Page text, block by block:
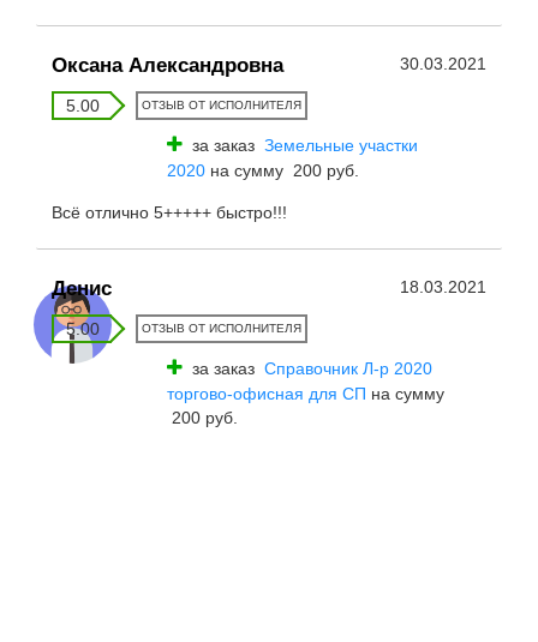
Оксана Александровна 30.03.2021
5.00 ОТЗЫВ ОТ ИСПОЛНИТЕЛЯ
за заказ Земельные участки
2020 на сумму 200 руб.
Всё отлично 5+++++ быстро!!!
Денис 18.03.2021
5.00 ОТЗЫВ ОТ ИСПОЛНИТЕЛЯ
за заказ Справочник Л-р 2020
торгово-офисная для СП на сумму
200 руб.